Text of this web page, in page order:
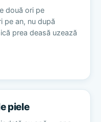
două ori pe
pe an, nu după
prea deasă uzează
piele